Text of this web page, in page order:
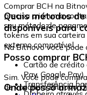
Comprar BCH na
precisa criar uma
seu método de
tokens em sua
externo compatível.
Quais métodos
disponíveis para
Na Bitnovo você pode
Cartão de
Pay, Google Pay)
Transferência
Posso comprar
Sim. Você pode
de vouchers Bitnovo,
Onde posso